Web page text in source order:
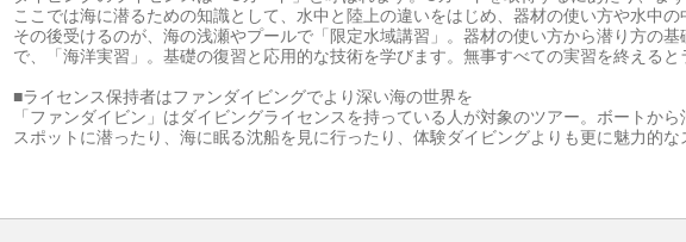
ここでは海に潜るための知識として、水中と陸上の違いをはじめ、器材の使い方や水中の
その後受けるのが、海の浅瀬やプールで「限定水域講習」。器材の使い方から潜り方の
で、「海洋実習」。基礎の復習と応用的な技術を学びます。無事すべての実習を終えると
■ライセンス保持者はファンダイビングでより深い海の世界を
「ファンダイビン」はダイビングライセンスを持っている人が対象のツアー。ボートか
スポットに潜ったり、海に眠る沈船を見に行ったり、体験ダイビングよりも更に魅力的な